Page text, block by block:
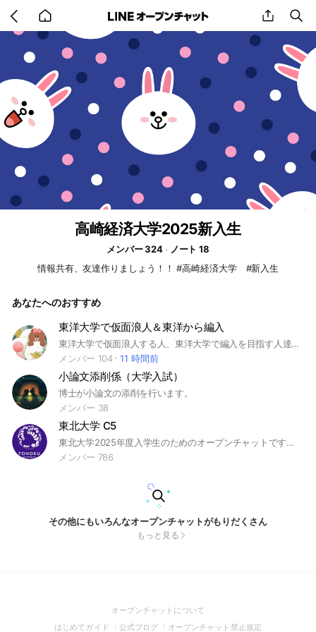
back
to
home
share
高崎経済大学2025新入生
メンバー 324
ノート 18
情報共有、友達作りましょう！！ #高崎経済大学 #新入生
あなたへのおすすめ
東洋大学で仮面浪人＆東洋から編入
東洋大学で仮面浪人する人、東洋大学で編入を目指す人達のオープンチャットです。 情報共有、モチベ維持できたらと思います。 参加したらできる範囲で自己紹介をノートへ記入してくれると嬉しいです！！ #東洋大学 #仮面浪人 #日東駒専 #編入
メンバー 104
11 時間前
小論文添削係（大学入試）
博士が小論文の添削を行います。
メンバー 38
東北大学 C5
東北大学2025年度入学生のためのオープンチャットです。 #東北大学 #東北大 #春から東北大 #C5
メンバー 786
その他にもいろんなオープンチャットがもりだくさん
もっと見る
オープンチャットについて
in
はじめてガイド (Open
公式ブログ (Open
オープンチャット禁止規定(Open